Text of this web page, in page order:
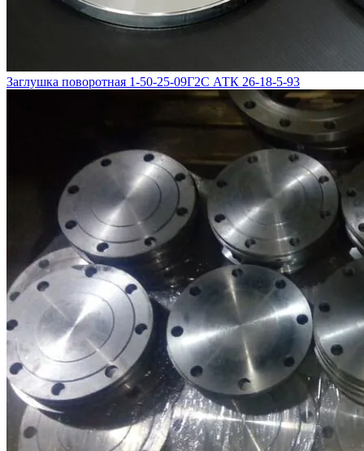
Заглушка поворотная 1-50-25-09Г2С АТК 26-18-5-93